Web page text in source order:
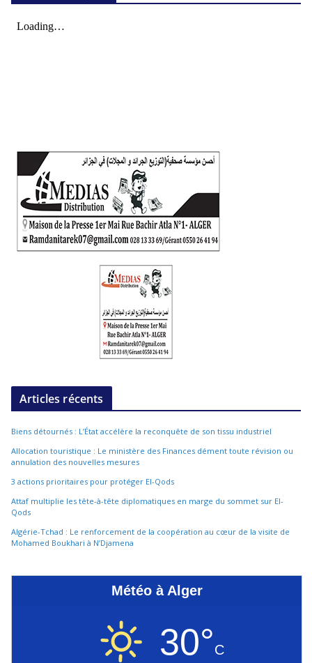
Articles récents
Biens détournés : L’État accélère la reconquête de son tissu industriel
Allocation touristique : Le ministère des Finances dément toute révision ou
annulation des nouvelles mesures
3 actions prioritaires pour protéger El-Qods
Attaf multiplie les tête-à-tête diplomatiques en marge du sommet sur El-
Qods
Algérie-Tchad : Le renforcement de la coopération au cœur de la visite de
Mohamed Boukhari à N’Djamena
Météo à Alger
30°C